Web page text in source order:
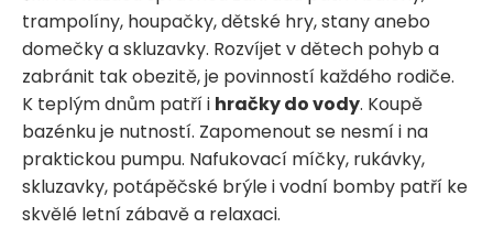
trampolíny, houpačky, dětské hry, stany anebo
domečky a skluzavky. Rozvíjet v dětech pohyb a
zabránit tak obezitě, je povinností každého rodiče.
K teplým dnům patří i hračky do vody. Koupě
bazénku je nutností. Zapomenout se nesmí i na
praktickou pumpu. Nafukovací míčky, rukávky,
skluzavky, potápěčské brýle i vodní bomby patří ke
skvělé letní zábavě a relaxaci.